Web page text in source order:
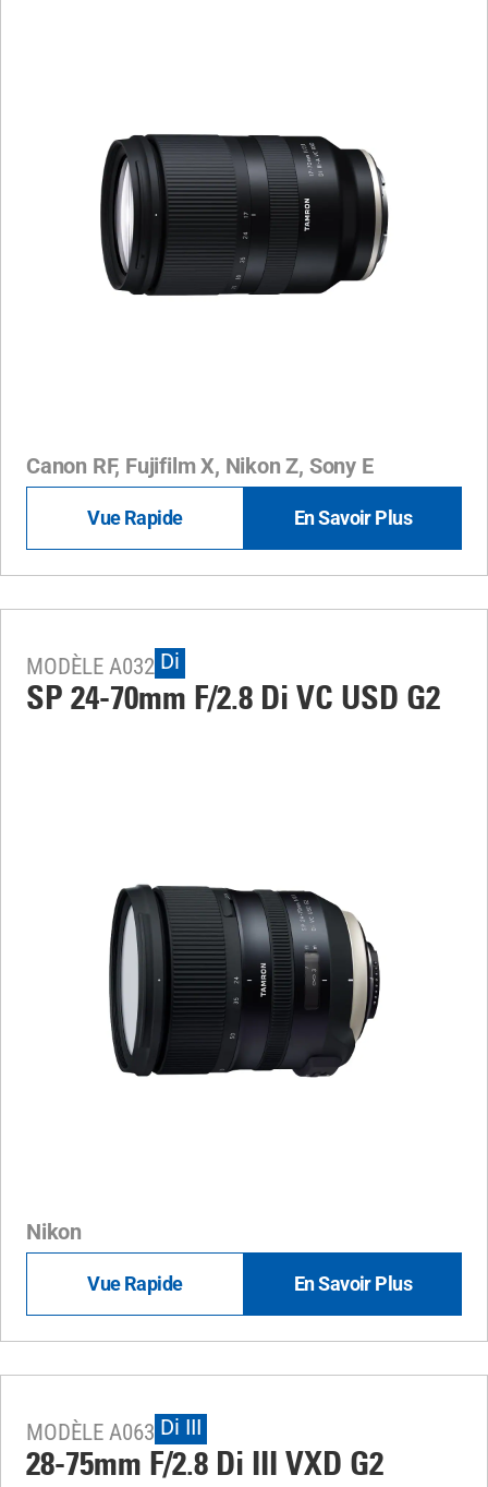
Canon RF, Fujifilm X, Nikon Z, Sony E
Vue Rapide En Savoir Plus
MODÈLE A032 Di
SP 24-70mm F/2.8 Di VC USD G2
Nikon
Vue Rapide En Savoir Plus
MODÈLE A063 Di III
28-75mm F/2.8 Di III VXD G2